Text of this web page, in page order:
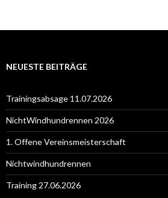
NEUESTE BEITRÄGE
Trainingsabsage 11.07.2026
NichtWindhundrennen 2026
1. Offene Vereinsmeisterschaft
Nichtwindhundrennen
Training 27.06.2026